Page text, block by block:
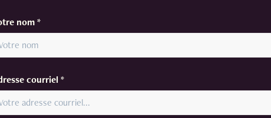
nom *
courriel *